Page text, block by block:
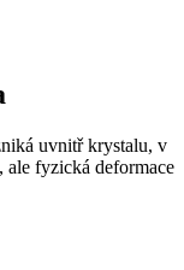
uvnitř krystalu, v
ale fyzická deformace